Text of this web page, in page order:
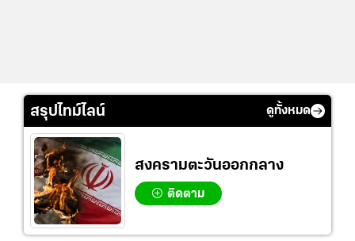
สรุปไทม์ไลน์ ดูทั้งหมด
สงครามตะวันออกกลาง
ติดตาม